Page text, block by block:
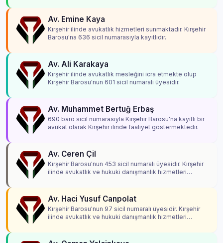
Av. Emine Kaya
Kırşehir ilinde avukatlık hizmetleri sunmaktadır. Kırşehir
Barosu'na 636 sicil numarasıyla kayıtlıdır.
Av. Ali Karakaya
Kırşehir ilinde avukatlık mesleğini icra etmekte olup
Kırşehir Barosu'nun 601 sicil numaralı üyesidir.
Av. Muhammet Bertuğ Erbaş
690 baro sicil numarasıyla Kırşehir Barosu'na kayıtlı bir
avukat olarak Kırşehir ilinde faaliyet göstermektedir.
Av. Ceren Çil
Kırşehir Barosu'nun 453 sicil numaralı üyesidir. Kırşehir
ilinde avukatlık ve hukuki danışmanlık hizmetleri
Av. Haci Yusuf Canpolat
Kırşehir Barosu'nun 97 sicil numaralı üyesidir. Kırşehir
ilinde avukatlık ve hukuki danışmanlık hizmetleri